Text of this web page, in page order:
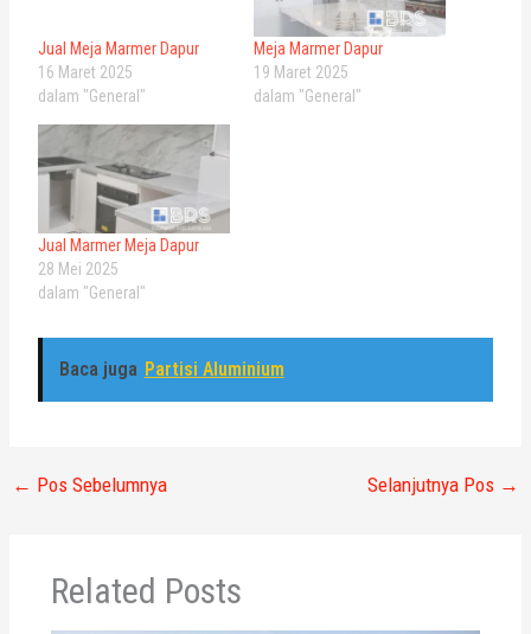
Jual Meja Marmer Dapur
16 Maret 2025
dalam "General"
Meja Marmer Dapur
19 Maret 2025
dalam "General"
Jual Marmer Meja Dapur
28 Mei 2025
dalam "General"
Baca juga Partisi Aluminium
← Pos Sebelumnya Selanjutnya Pos →
Related Posts